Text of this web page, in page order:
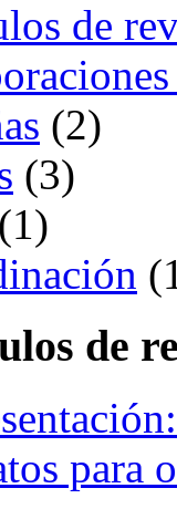
de
(2)
(3)
(1)
de
para